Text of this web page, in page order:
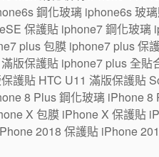
鋼化玻璃 iphone6s 玻
保護貼 iphone7 鋼化玻
plus 包膜 iphone7 plus 保
版保護貼 iphone7 plus 全
護貼 HTC U11 滿版保護貼
8 Plus 鋼化玻璃 iPhone
X 包膜 iPhone X 保護貼
2018 保護貼 iPhone